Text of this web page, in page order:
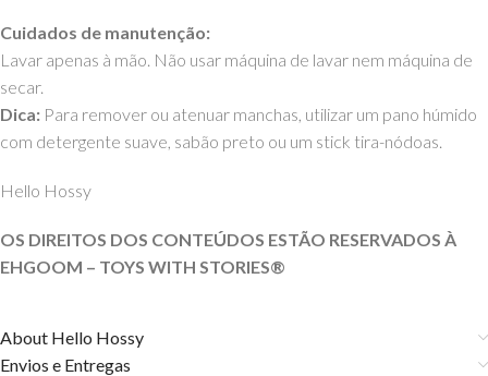
Cuidados de manutenção:
Lavar apenas à mão. Não usar máquina de lavar nem máquina de
secar.
Dica: Para remover ou atenuar manchas, utilizar um pano húmido
com detergente suave, sabão preto ou um stick tira-nódoas.
Hello Hossy
OS DIREITOS DOS CONTEÚDOS ESTÃO RESERVADOS À
EHGOOM – TOYS WITH STORIES®️
About Hello Hossy
Envios e Entregas